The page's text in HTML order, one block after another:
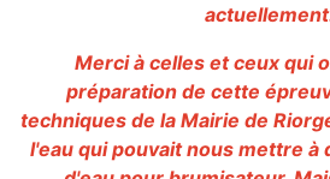
Merci à celles et ceux qui
préparation de cette
techniques de la Mairie de
l'eau qui pouvait nous mettre à